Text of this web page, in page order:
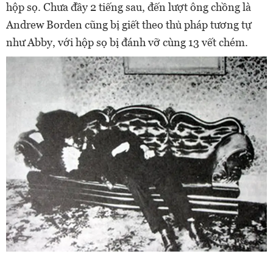
hộp sọ. Chưa đầy 2 tiếng sau, đến lượt ông chồng là
Andrew Borden cũng bị giết theo thủ pháp tương tự
như Abby, với hộp sọ bị đánh vỡ cùng 13 vết chém.